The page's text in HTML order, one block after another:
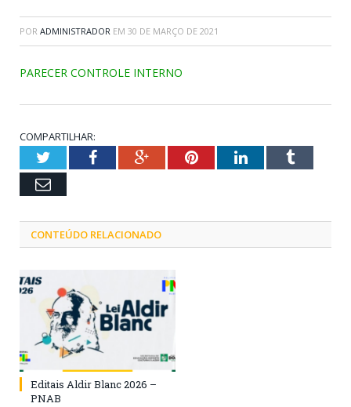
POR ADMINISTRADOR EM 30 DE MARÇO DE 2021
PARECER CONTROLE INTERNO
COMPARTILHAR:
TwitterFacebookGoogle+PinterestLinkedInTumblr
Email
CONTEÚDO RELACIONADO
Editais Aldir Blanc 2026 –
PNAB